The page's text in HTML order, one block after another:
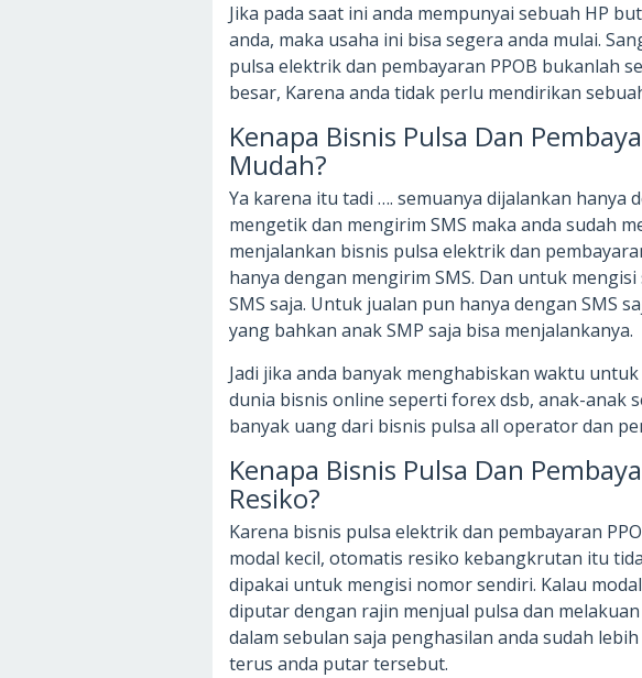
Jika pada saat ini anda mempunyai sebuah HP
anda, maka usaha ini bisa segera anda mulai.
pulsa elektrik dan pembayaran PPOB bukanlah
besar, Karena anda tidak perlu mendirikan
Kenapa Bisnis Pulsa Dan
Mudah?
Ya karena itu tadi …. semuanya dijalankan hanya
mengetik dan mengirim SMS maka anda sudah
menjalankan bisnis pulsa elektrik dan
hanya dengan mengirim SMS. Dan untuk
SMS saja. Untuk jualan pun hanya dengan SMS
yang bahkan anak SMP saja bisa menjalankanya.
Jadi jika anda banyak menghabiskan waktu
dunia bisnis online seperti forex dsb, anak-anak
banyak uang dari bisnis pulsa all operator dan
Kenapa Bisnis Pulsa Dan
Resiko?
Karena bisnis pulsa elektrik dan pembayaran
modal kecil, otomatis resiko kebangkrutan itu
dipakai untuk mengisi nomor sendiri. Kalau
diputar dengan rajin menjual pulsa dan
dalam sebulan saja penghasilan anda sudah
terus anda putar tersebut.